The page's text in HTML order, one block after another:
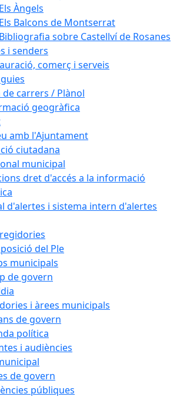
Els Àngels
Els Balcons de Montserrat
Bibliografia sobre Castellví de Rosanes
i senders
comerç i serveis
de carrers / Plànol
geogràfica
amb l'Ajuntament
ciutadana
municipal
dret d'accés a la informació
d'alertes i sistema intern d'alertes
del Ple
municipals
de govern
i àrees municipals
de govern
política
i audiències
de govern
públiques